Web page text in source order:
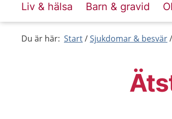
Liv & hälsa Barn & gravid
Du är här: Start Sjukdomar & besvär